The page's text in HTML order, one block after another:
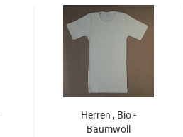
Her­ren , Bio -
Baum­woll